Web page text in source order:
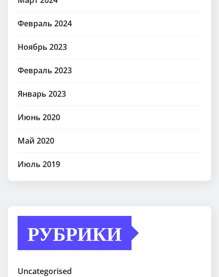
Февраль 2024
Ноябрь 2023
Февраль 2023
Январь 2023
Июнь 2020
Май 2020
Июль 2019
РУБРИКИ
Uncategorised